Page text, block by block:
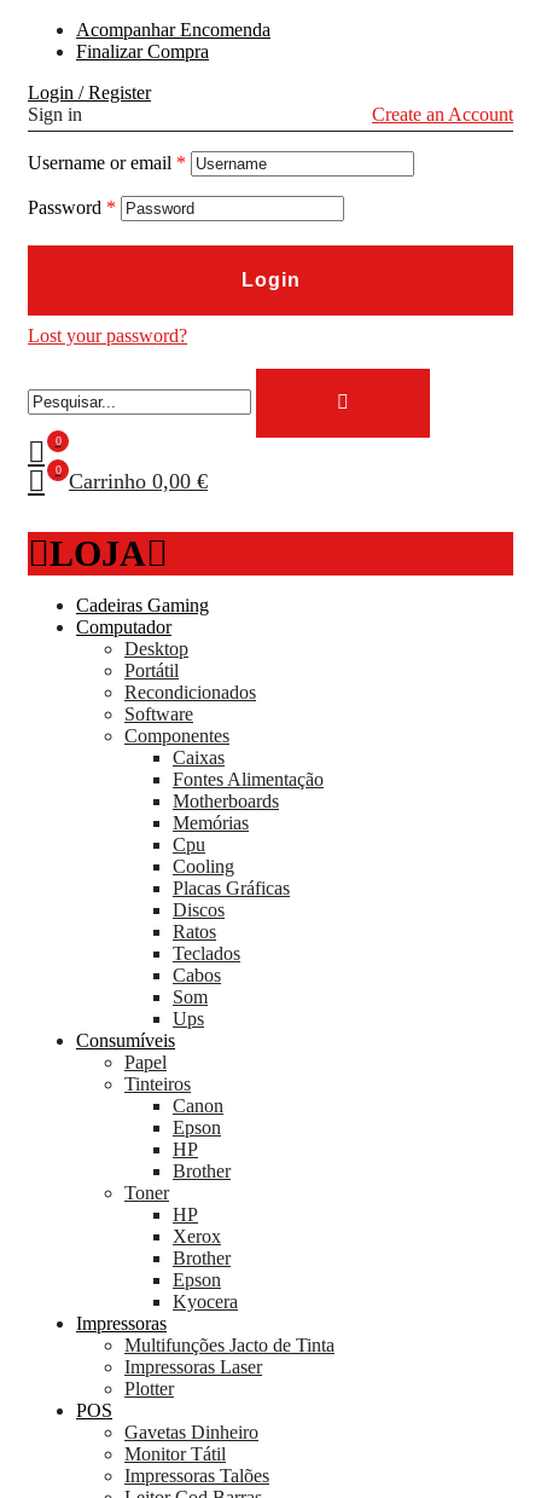
Acompanhar Encomenda
Finalizar Compra
Login / Register
Sign in
Create an Account
Username or email *
Password *
Login
Lost your password?
0
0 Carrinho 0,00 €
LOJA
Cadeiras Gaming
Computador
Desktop
Portátil
Recondicionados
Software
Componentes
Caixas
Fontes Alimentação
Motherboards
Memórias
Cpu
Cooling
Placas Gráficas
Discos
Ratos
Teclados
Cabos
Som
Ups
Consumíveis
Papel
Tinteiros
Canon
Epson
HP
Brother
Toner
HP
Xerox
Brother
Epson
Kyocera
Impressoras
Multifunções Jacto de Tinta
Impressoras Laser
Plotter
POS
Gavetas Dinheiro
Monitor Tátil
Impressoras Talões